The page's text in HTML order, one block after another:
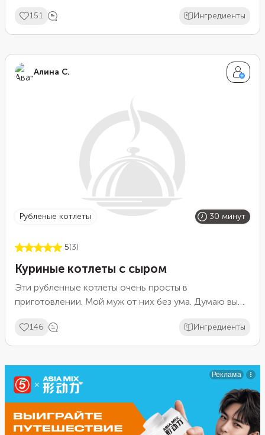
151 Ингредиенты
Алина С.
рубленые котлеты 30 минут
5(3)
Куриные котлеты с сыром
Эти рубленные котлеты очень просты в
приготовлении. Мой муж от них без ума. Думаю вы
146 Ингредиенты